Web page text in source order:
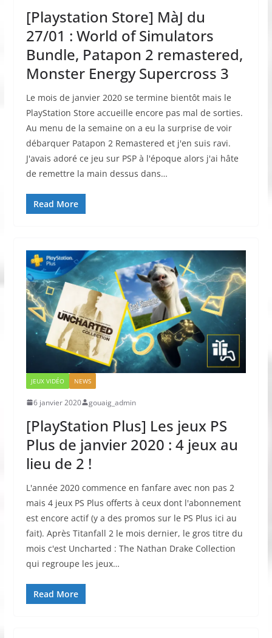
[Playstation Store] MàJ du
27/01 : World of Simulators
Bundle, Patapon 2 remastered,
Monster Energy Supercross 3
Le mois de janvier 2020 se termine bientôt mais le
PlayStation Store accueille encore pas mal de sorties.
Au menu de la semaine on a eu la surprise de voir
débarquer Patapon 2 Remastered et j'en suis ravi.
J'avais adoré ce jeu sur PSP à l'époque alors j'ai hâte
de remettre la main dessus dans…
Read More
JEUX VIDÉO NEWS
6 janvier 2020 gouaig_admin
[PlayStation Plus] Les jeux PS
Plus de janvier 2020 : 4 jeux au
lieu de 2 !
L'année 2020 commence en fanfare avec non pas 2
mais 4 jeux PS Plus offerts à ceux dont l'abonnement
est encore actif (y a des promos sur le PS Plus ici au
fait). Après Titanfall 2 le mois dernier, le gros titre du
mois c'est Uncharted : The Nathan Drake Collection
qui regroupe les jeux…
Read More